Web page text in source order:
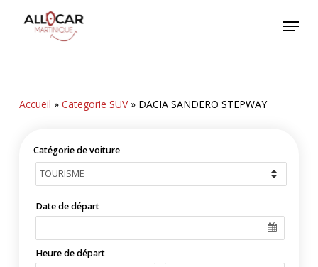
Menu
Accueil » Categorie SUV» DACIA SANDERO STEPWAY
Catégorie de voiture
Date de départ
Heure de départ